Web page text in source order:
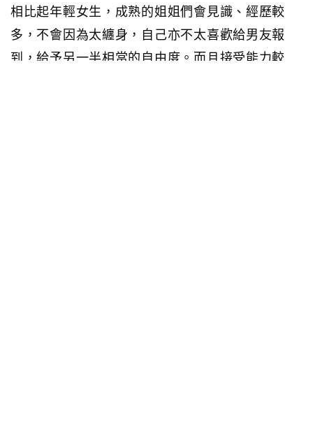
相比起年輕女生，成熟的姐姐們會見識、經歷較
多，不會因為太纏身，自己亦不太喜歡給男友報
到，給予另一半相當的自由度。而且接受能力較